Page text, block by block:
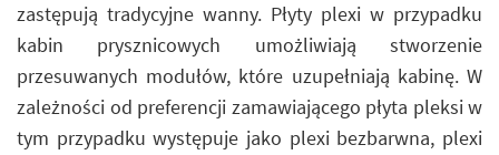
zastępują tradycyjne wanny. Płyty plexi w przypadku
kabin prysznicowych umożliwiają stworzenie
przesuwanych modułów, które uzupełniają kabinę. W
zależności od preferencji zamawiającego płyta pleksi w
tym przypadku występuje jako plexi bezbarwna, plexi